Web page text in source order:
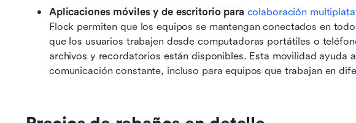
Aplicaciones móviles y de escritorio para colaboración
Flock permiten que los equipos se mantengan conectados en
que los usuarios trabajen desde computadoras portátiles o
archivos y recordatorios están disponibles. Esta movilidad ayuda
comunicación constante, incluso para equipos que trabajan en